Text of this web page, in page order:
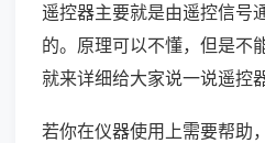
遥控器主要就是由遥控信号
的。原理可以不懂，但是不
就来详细给大家说一说遥控
若你在仪器使用上需要帮助